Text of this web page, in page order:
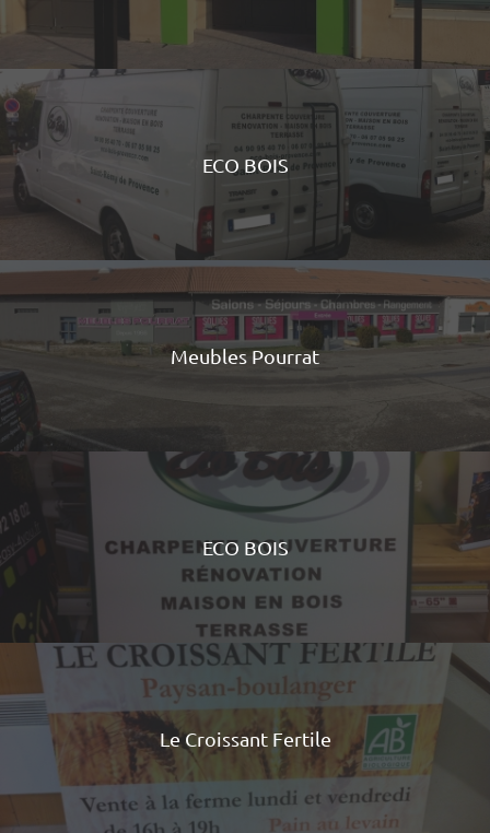
ECO BOIS
Meubles Pourrat
ECO BOIS
Le Croissant Fertile